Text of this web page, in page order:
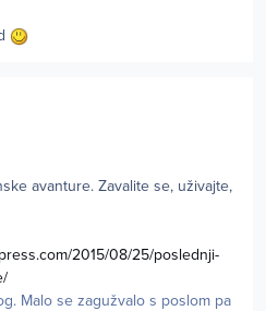
avanture. Zavalite se, uživajte,
2015/08/25/poslednji-
Malo se zagužvalo s poslom pa